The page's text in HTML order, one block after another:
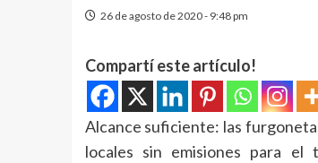
26 de agosto de 2020 - 9:48 pm
Compartí este artículo!
Alcance suficiente: las
locales sin emisiones para el